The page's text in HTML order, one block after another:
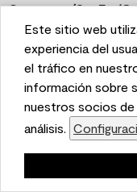
This website uses
and to analyze
We also share
with our social
partners. Cookie
Este sitio web
experiencia del
el tráfico en
información sobre
nuestros socios de
análisis.
Coverage (Sq. Ft./
350-400
Tiempo de secado